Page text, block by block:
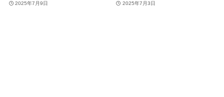
2025年7月9日 2025年7月3日